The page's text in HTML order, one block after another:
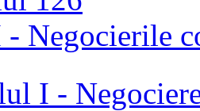
Negocierile
I -